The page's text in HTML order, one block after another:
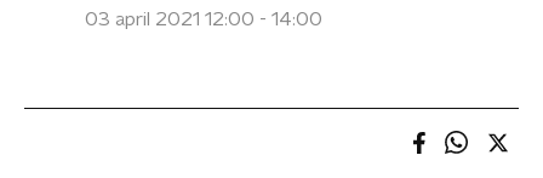
03 april 2021 12:00 - 14:00